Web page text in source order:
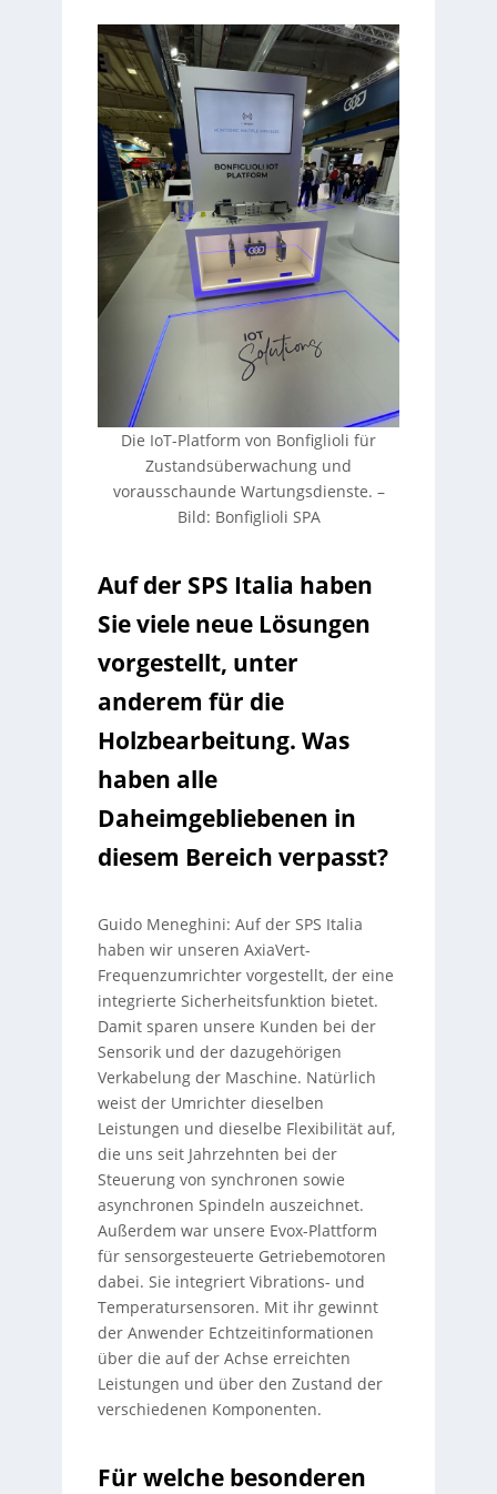
Die IoT-Platform von Bonfiglioli für
Zustandsüberwachung und
vorausschaunde Wartungsdienste. –
Bild: Bonfiglioli SPA
Auf der SPS Italia haben
Sie viele neue Lösungen
vorgestellt, unter
anderem für die
Holzbearbeitung. Was
haben alle
Daheimgebliebenen in
diesem Bereich verpasst?
Guido Meneghini: Auf der SPS Italia
haben wir unseren AxiaVert-
Frequenzumrichter vorgestellt, der eine
integrierte Sicherheitsfunktion bietet.
Damit sparen unsere Kunden bei der
Sensorik und der dazugehörigen
Verkabelung der Maschine. Natürlich
weist der Umrichter dieselben
Leistungen und dieselbe Flexibilität auf,
die uns seit Jahrzehnten bei der
Steuerung von synchronen sowie
asynchronen Spindeln auszeichnet.
Außerdem war unsere Evox-Plattform
für sensorgesteuerte Getriebemotoren
dabei. Sie integriert Vibrations- und
Temperatursensoren. Mit ihr gewinnt
der Anwender Echtzeitinformationen
über die auf der Achse erreichten
Leistungen und über den Zustand der
verschiedenen Komponenten.
Für welche besonderen